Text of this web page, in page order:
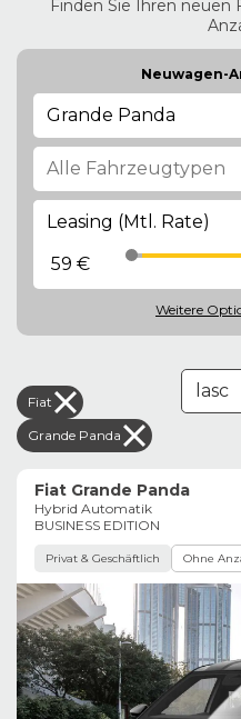
Finden Sie Ihren neuen
Neuwagen-
Grande Panda
Leasing (Mtl. Rate)
59 €
Weitere
Fiat
Grande Panda
Fiat Grande Panda
Hybrid Automatik
BUSINESS EDITION
Privat & Geschäftlich Ohne